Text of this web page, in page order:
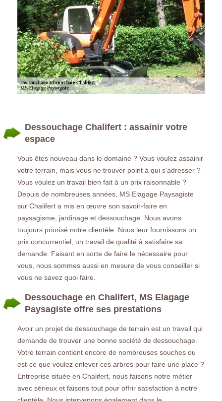
Dessouchage Chalifert : assainir votre
espace
Vous êtes nouveau dans le domaine ? Vous voulez assainir
votre terrain, mais vous ne trouver point à qui s’adresser ?
Vous voulez un travail bien fait à un prix raisonnable ?
Depuis de nombreuses années, MS Elagage Paysagiste
sur Chalifert a mis en œuvre son savoir-faire en
paysagisme, jardinage et dessouchage. Nous avons
toujours priorisé notre clientèle. Nous leur fournissons un
prix concurrentiel, un travail de qualité à satisfaire sa
demande. Faisant en sorte de faire le nécessaire pour
vous, nous sommes aussi en mesure de vous conseiller si
vous ne savez quoi faire.
Dessouchage en Chalifert, MS Elagage
Paysagiste offre ses prestations
Avoir un projet de dessouchage de terrain est un travail qui
demande de trouver une bonne société de dessouchage.
Votre terrain contient encore de nombreuses souches ou
est-ce que voulez enlever ces arbres pour faire une place ?
Entreprise située en Chalifert, nous faisons notre métier
avec sérieux et faisons tout pour offrir satisfaction à notre